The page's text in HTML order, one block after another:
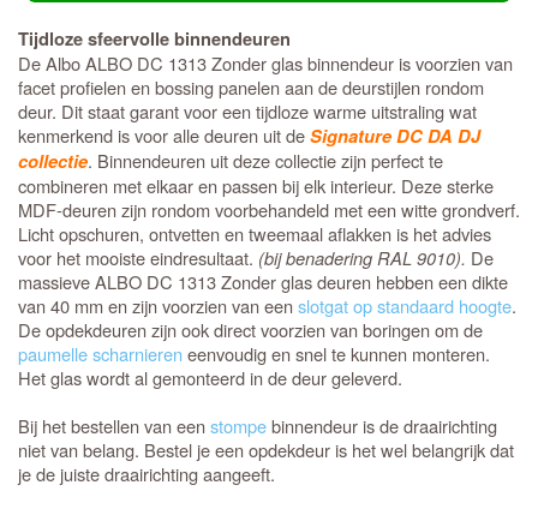
Tijdloze sfeervolle binnendeuren
De Albo ALBO DC 1313 Zonder glas binnendeur is voorzien van
facet profielen en bossing panelen aan de deurstijlen rondom
deur. Dit staat garant voor een tijdloze warme uitstraling wat
kenmerkend is voor alle deuren uit deSignature DC DA DJ
collectie. Binnendeuren uit deze collectie zijn perfect te
combineren met elkaar en passen bij elk interieur. Deze sterke
MDF-deuren zijn rondom voorbehandeld met een witte grondverf.
Licht opschuren, ontvetten en tweemaal aflakken is het advies
voor het mooiste eindresultaat. (bij benadering RAL 9010). De
massieve ALBO DC 1313 Zonder glas deuren hebben een dikte
van 40 mm en zijn voorzien van eenslotgat op standaard hoogte.
De opdekdeuren zijn ook direct voorzien van boringen om de
paumelle scharnieren eenvoudig en snel te kunnen monteren.
Het glas wordt al gemonteerd in de deur geleverd.
Bij het bestellen van eenstompebinnendeur is de draairichting
niet van belang. Bestel je een opdekdeur is het wel belangrijk dat
je de juiste draairichting aangeeft.